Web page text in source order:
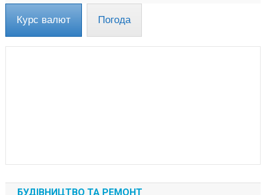
Курс валют Погода
БУДІВНИЦТВО ТА РЕМОНТ